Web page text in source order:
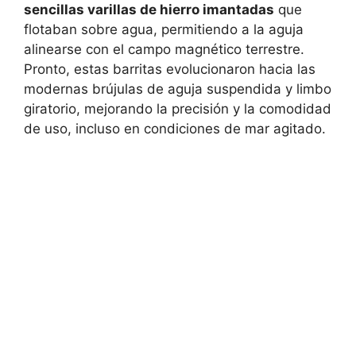
sencillas varillas de hierro imantadas que
flotaban sobre agua, permitiendo a la aguja
alinearse con el campo magnético terrestre.
Pronto, estas barritas evolucionaron hacia las
modernas brújulas de aguja suspendida y limbo
giratorio, mejorando la precisión y la comodidad
de uso, incluso en condiciones de mar agitado.